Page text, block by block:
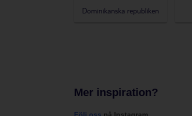
Dominikanska republiken
Mer inspiration?